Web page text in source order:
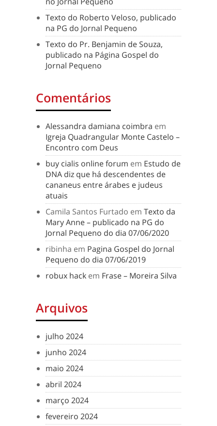
Texto do Roberto Veloso, publicado
na PG do Jornal Pequeno
Texto do Pr. Benjamin de Souza,
publicado na Página Gospel do
Jornal Pequeno
Comentários
Alessandra damiana coimbra em
Igreja Quadrangular Monte Castelo –
Encontro com Deus
buy cialis online forum em Estudo de
DNA diz que há descendentes de
cananeus entre árabes e judeus
atuais
Camila Santos Furtado em Texto da
Mary Anne – publicado na PG do
Jornal Pequeno do dia 07/06/2020
ribinha em Pagina Gospel do Jornal
Pequeno do dia 07/06/2019
robux hack em Frase – Moreira Silva
Arquivos
julho 2024
junho 2024
maio 2024
abril 2024
março 2024
fevereiro 2024